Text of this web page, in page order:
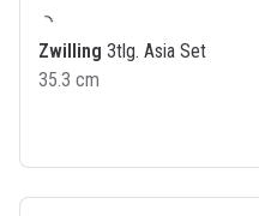
Zwilling 3tlg. Asia Set
35.3 cm